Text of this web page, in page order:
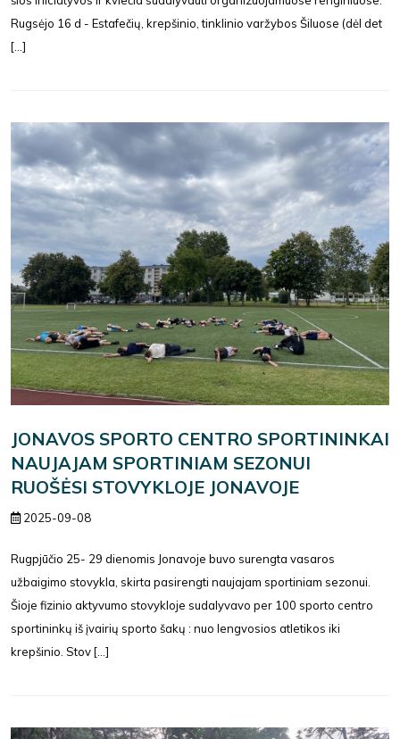
Rugsėjo 16 d - Estafečių, krepšinio, tinklinio varžybos Šiluose (dėl det
[...]
JONAVOS SPORTO CENTRO SPORTININKAI
NAUJAJAM SPORTINIAM SEZONUI
RUOŠĖSI STOVYKLOJE JONAVOJE
2025-09-08
Rugpjūčio 25- 29 dienomis Jonavoje buvo surengta vasaros
užbaigimo stovykla, skirta pasirengti naujajam sportiniam sezonui.
Šioje fizinio aktyvumo stovykloje sudalyvavo per 100 sporto centro
sportininkų iš įvairių sporto šakų : nuo lengvosios atletikos iki
krepšinio. Stov [...]